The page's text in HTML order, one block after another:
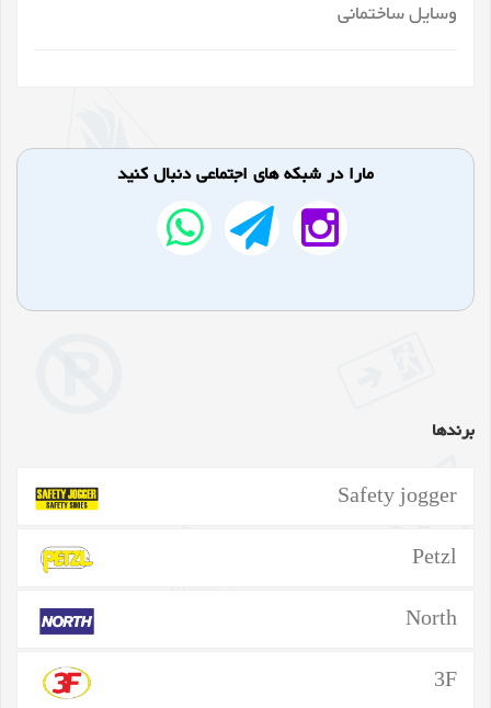
وسایل ساختمانی
مارا در شبکه های اجتماعی دنبال کنید
برندها
Safety jogger
Petzl
North
3F